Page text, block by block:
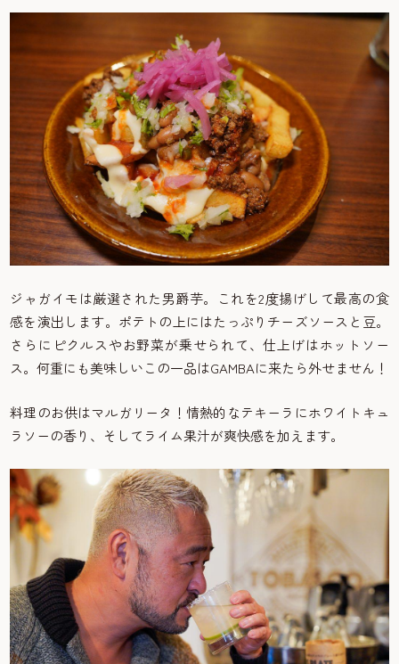
ジャガイモは厳選された男爵芋。これを2度揚げして最高の食
感を演出します。ポテトの上にはたっぷりチーズソースと豆。
さらにピクルスやお野菜が乗せられて、仕上げはホットソー
ス。何重にも美味しいこの一品はGAMBAに来たら外せません！
料理のお供はマルガリータ！情熱的なテキーラにホワイトキュ
ラソーの香り、そしてライム果汁が爽快感を加えます。